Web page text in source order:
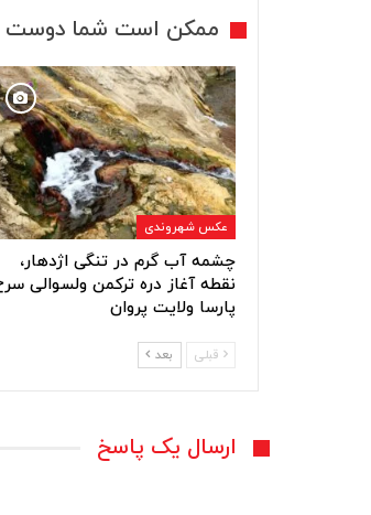
ممکن است شما دوست
عکس شهروندی
چشمه آب گرم در تنگی اژدهار،
نقطه آغاز دره ترکمن ولسوالی
پارسا ولایت پروان
قبلی بعد
ارسال یک پاسخ